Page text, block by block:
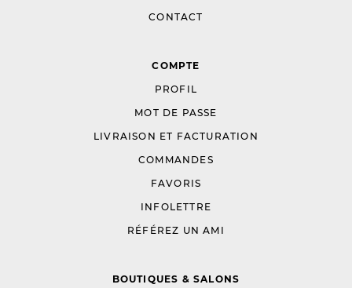
CONTACT
COMPTE
PROFIL
MOT DE PASSE
LIVRAISON ET FACTURATION
COMMANDES
FAVORIS
INFOLETTRE
RÉFÉREZ UN AMI
BOUTIQUES & SALONS